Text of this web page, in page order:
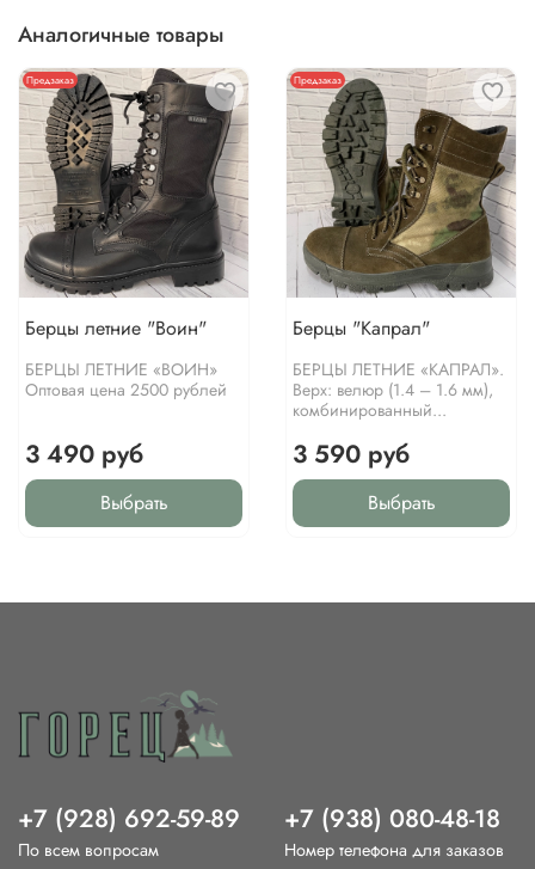
Аналогичные товары
Предзаказ
Берцы летние "Воин"
БЕРЦЫ ЛЕТНИЕ «ВОИН»
Оптовая цена 2500 рублей
3 490 руб
Выбрать
Предзаказ
Берцы "Капрал"
БЕРЦЫ ЛЕТНИЕ «КАПРАЛ».
Верх: велюр (1.4 – 1.6 мм),
комбинированный...
3 590 руб
Выбрать
+7 (928) 692-59-89
По всем вопросам
+7 (938) 080-48-18
Номер телефона для заказов